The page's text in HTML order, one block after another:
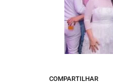
COMPARTILHAR